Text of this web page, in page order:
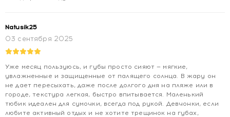
Natusik25
03 сентября 2025
Уже месяц пользуюсь, и губы просто сияют — мягкие,
увлажненные и защищенные от палящего солнца. В жару он
не дает пересыхать, даже после долгого дня на пляже или в
городе, текстура легкая, быстро впитывается. Маленький
тюбик идеален для сумочки, всегда под рукой. Девчонки, если
любите активный отдых и не хотите трещинок на губах,